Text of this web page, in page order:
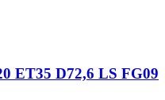
ET35 D72,6 LS FG09